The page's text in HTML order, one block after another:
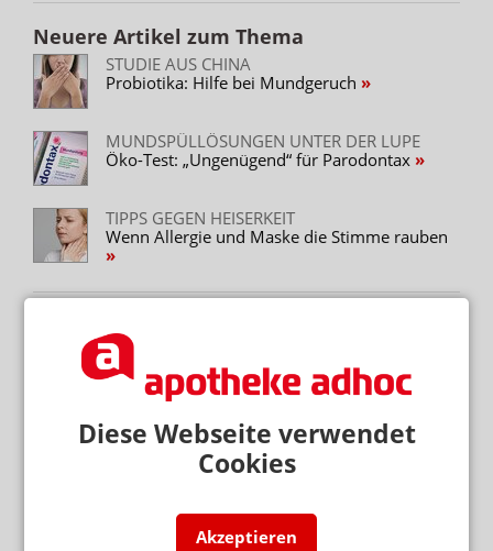
Diese Webseite verwendet
Cookies
Akzeptieren
Neuere Artikel zum Thema
STUDIE AUS CHINA
Probiotika: Hilfe bei Mundgeruch
MUNDSPÜLLÖSUNGEN UNTER DER LUPE
Öko-Test: „Ungenügend“ für Parodontax
TIPPS GEGEN HEISERKEIT
Wenn Allergie und Maske die Stimme rauben
Mehr zum Thema
BERATUNG ZU ABNEHMMITTELN
Preis: Semaglutid nur aus der Apotheke
BEISSENDE SPINNENTIER-LARVEN
Juckender Ausschlag: FAQ zu Herbstgrasmilben
SONNENBRANDTIMER UND UV-INDEX
Hautkrebs: Prävention per App